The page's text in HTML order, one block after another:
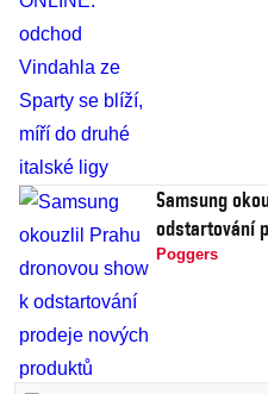
Samsung
odstartování
Poggers